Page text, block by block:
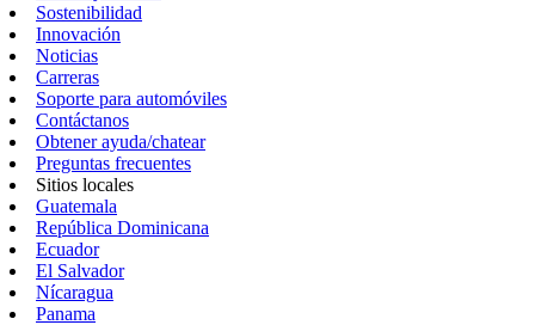
Sostenibilidad
Innovación
Noticias
Carreras
Soporte para automóviles
Contáctanos
Obtener ayuda/chatear
Preguntas frecuentes
Sitios locales
Guatemala
República Dominicana
Ecuador
El Salvador
Nícaragua
Panama